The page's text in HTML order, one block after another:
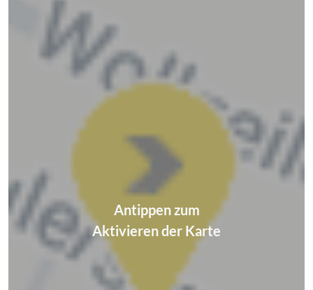
Antippen zum
Aktivieren der Karte